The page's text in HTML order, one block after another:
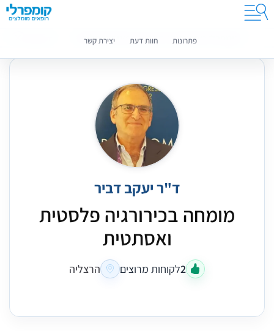
קומפרלי מסייעת לך לבחור רופאים מומלצים
פתרונות חוות דעת יצירת קשר
ד"ר יעקב דביר
מומחה בכירורגיה פלסטית
ואסתטית
2לקוחות מרוצים הרצליה